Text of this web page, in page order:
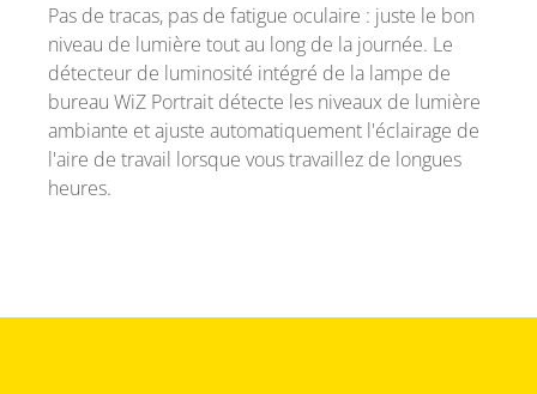
Pas de tracas, pas de fatigue oculaire : juste le bon
niveau de lumière tout au long de la journée. Le
détecteur de luminosité intégré de la lampe de
bureau WiZ Portrait détecte les niveaux de lumière
ambiante et ajuste automatiquement l'éclairage de
l'aire de travail lorsque vous travaillez de longues
heures.